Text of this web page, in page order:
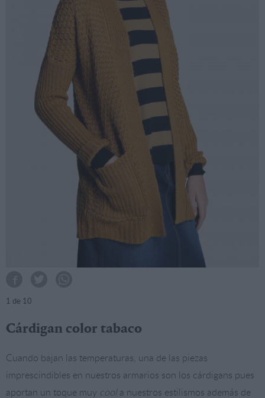
1 de 10
Cárdigan color tabaco
Cuando bajan las temperaturas, una de las piezas
imprescindibles en nuestros armarios son los cárdigans pues
aportan un toque muy coola nuestros estilismos además de